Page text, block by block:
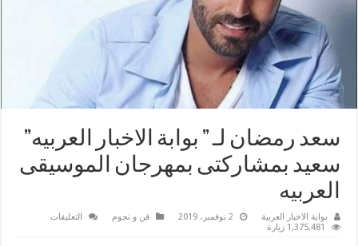
سعد رمضان لـ ” بوابة الاخبار العربيه”
سعيد بمشاركتى بمهرجان الموسيقى
العربيه
بوابة الاخبار العربية 2 نوفمبر، 2019 فن و نجوم التعليقات
1,375,481 زيارة